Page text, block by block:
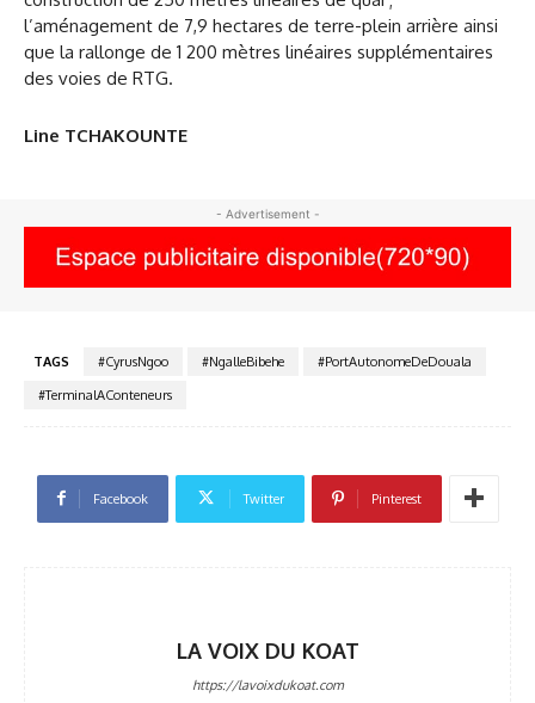
l’aménagement de 7,9 hectares de terre-plein arrière ainsi
que la rallonge de 1 200 mètres linéaires supplémentaires
des voies de RTG.
Line TCHAKOUNTE
- Advertisement -
TAGS #CyrusNgoo #NgalleBibehe
#PortAutonomeDeDouala
#TerminalAConteneurs
Facebook Twitter Pinterest
LA VOIX DU KOAT
https://lavoixdukoat.com